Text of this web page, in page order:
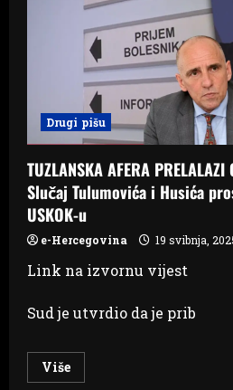
Tulumovića,
tri
lica
pod
istragom
aferi
“Linearni
akcelerator”
Drugi pišu
TUZLANSKA AFERA PRELALAZI
Slučaj Tulumovića i Husića
USKOK-u
e-Hercegovina 19 svibnja,
Link na izvornu vijest
Sud je utvrdio da je prib
VišeRead
more